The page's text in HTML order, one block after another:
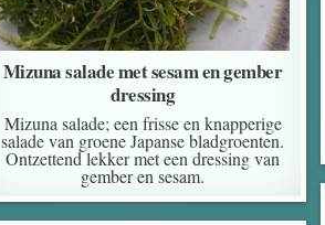
Mizuna salade met sesam en gember
dressing
Mizuna salade; een frisse en knapperige
salade van groene Japanse bladgroenten.
Ontzettend lekker met een dressing van
gember en sesam.